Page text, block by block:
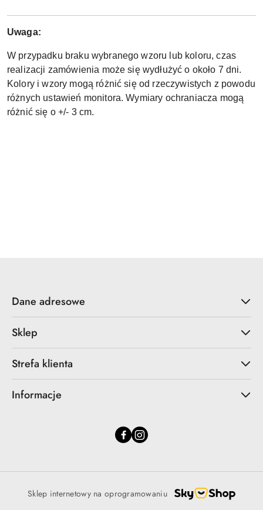
Uwaga:
W przypadku braku wybranego wzoru lub koloru, czas
realizacji zamówienia może się wydłużyć o około 7 dni.
Kolory i wzory mogą różnić się od rzeczywistych z powodu
różnych ustawień monitora. Wymiary ochraniacza mogą
różnić się o +/- 3 cm.
Dane adresowe
Sklep
Strefa klienta
Informacje
Sklep internetowy na oprogramowaniu